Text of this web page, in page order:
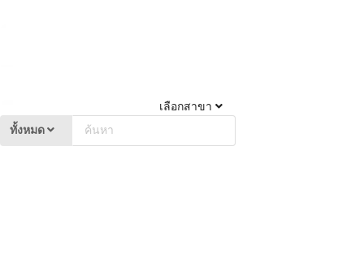
เลือกสาขา
ทั้งหมด